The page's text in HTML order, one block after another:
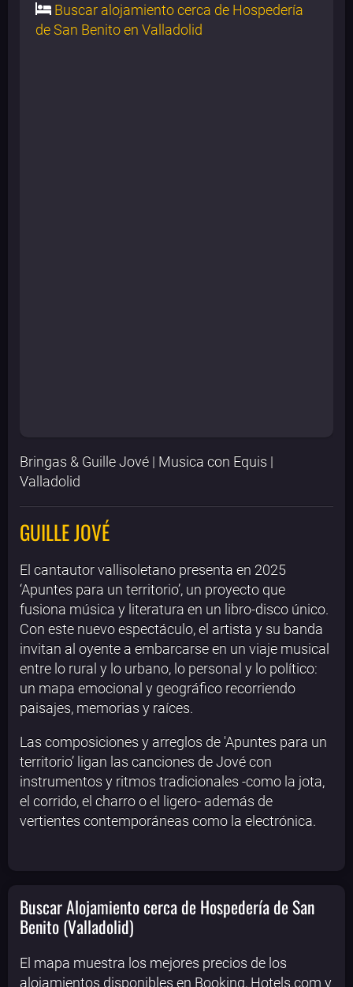
Buscar alojamiento cerca de Hospedería
de San Benito en Valladolid
Bringas & Guille Jové | Musica con Equis |
Valladolid
GUILLE JOVÉ
El cantautor vallisoletano presenta en 2025
‘Apuntes para un territorio’, un proyecto que
fusiona música y literatura en un libro-disco único.
Con este nuevo espectáculo, el artista y su banda
invitan al oyente a embarcarse en un viaje musical
entre lo rural y lo urbano, lo personal y lo político:
un mapa emocional y geográfico recorriendo
paisajes, memorias y raíces.
Las composiciones y arreglos de 'Apuntes para un
territorio’ ligan las canciones de Jové con
instrumentos y ritmos tradicionales -como la jota,
el corrido, el charro o el ligero- además de
vertientes contemporáneas como la electrónica.
Buscar Alojamiento cerca de Hospedería de San
Benito (Valladolid)
El mapa muestra los mejores precios de los
alojamientos disponibles en Booking, Hotels.com y